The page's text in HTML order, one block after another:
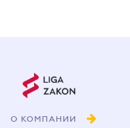
О КОМПАНИИ